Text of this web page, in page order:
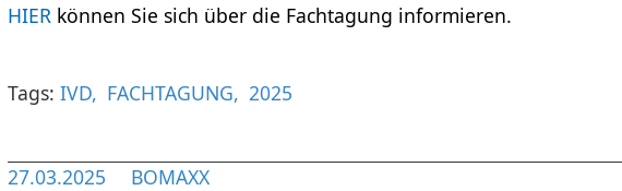
HIER können Sie sich über die Fachtagung informieren.
Tags: IVD FACHTAGUNG 2025
27.03.2025 BOMAXX